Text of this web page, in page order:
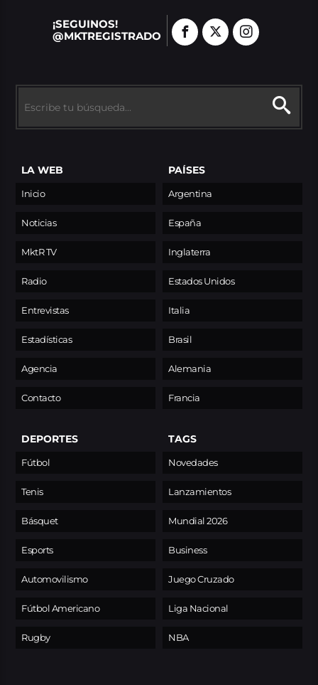
¡SEGUINOS!
@MKTREGISTRADO
LA WEB
Inicio
Noticias
MktR TV
Radio
Entrevistas
Estadísticas
Agencia
Contacto
PAÍSES
Argentina
España
Inglaterra
Estados Unidos
Italia
Brasil
Alemania
Francia
DEPORTES
Fútbol
Tenis
Básquet
Esports
Automovilismo
Fútbol Americano
Rugby
TAGS
Novedades
Lanzamientos
Mundial 2026
Business
Juego Cruzado
Liga Nacional
NBA